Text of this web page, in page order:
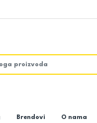
Brendovi O nama